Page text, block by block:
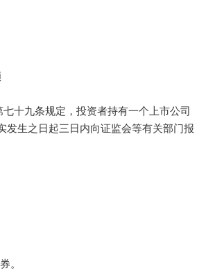
十九条规定，投资者持有一个上市公司
发生之日起三日内向证监会等有关部门报
。